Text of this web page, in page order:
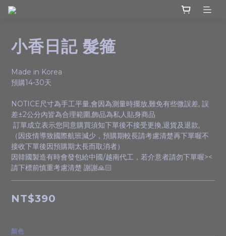
小香日記 髮箍
Made in Korea
預購14-30天
NOTICE尺寸為手工平量,會因為測量時擺放,難免有些微誤差, 誤
差±2公分內皆為合理範圍,飾品為私人貼身商品
訂單成立表示您同意購買須知下單後不接受更換,退貨及退款,
（因疫情導致國際航班減少，預購期較長請考慮清楚再下單喔不
接收下單後因預購期太長而取消者）
因韓國製造有時會發包給中國/越南代工，若介意者請勿下單喔><
請下標前慎重考慮清楚 謝謝🙏🏻
NT$390
顏色